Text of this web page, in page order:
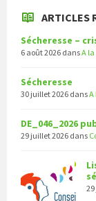
ARTICLES
Sécheresse –
6 août 2026 dansA
Sécheresse
30 juillet 2026 dansA
DE_046_2026
29 juillet 2026 dans